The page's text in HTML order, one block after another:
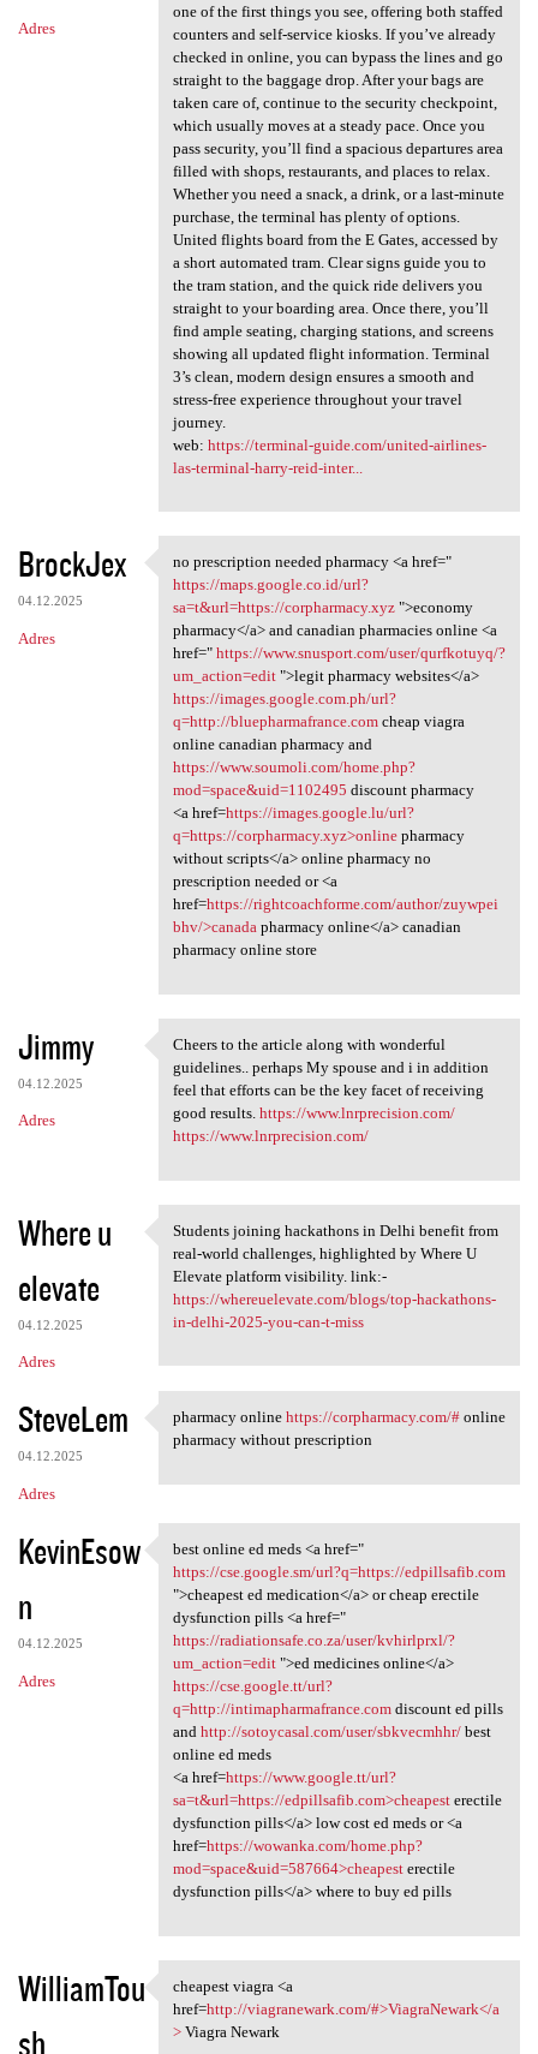
Adres
one of the first things you see, offering both staffed
counters and self-service kiosks. If you’ve already
checked in online, you can bypass the lines and go
straight to the baggage drop. After your bags are
taken care of, continue to the security checkpoint,
which usually moves at a steady pace. Once you
pass security, you’ll find a spacious departures area
filled with shops, restaurants, and places to relax.
Whether you need a snack, a drink, or a last-minute
purchase, the terminal has plenty of options.
United flights board from the E Gates, accessed by
a short automated tram. Clear signs guide you to
the tram station, and the quick ride delivers you
straight to your boarding area. Once there, you’ll
find ample seating, charging stations, and screens
showing all updated flight information. Terminal
3’s clean, modern design ensures a smooth and
stress-free experience throughout your travel
journey.
web: https://terminal-guide.com/united-airlines-
las-terminal-harry-reid-inter...
BrockJex
04.12.2025
Adres
no prescription needed
no prescription needed pharmacy <a href="
https://maps.google.co.id/url?
sa=t&url=https://corpharmacy.xyz">economy
pharmacy</a> and canadian pharmacies online <a
href=" https://www.snusport.com/user/qurfkotuyq/?
um_action=edit">legit pharmacy websites</a>
https://images.google.com.ph/url?
q=http://bluepharmafrance.comcheap viagra
online canadian pharmacy and
https://www.soumoli.com/home.php?
mod=space&uid=1102495 discount pharmacy
<a href=https://images.google.lu/url?
q=https://corpharmacy.xyz>onlinepharmacy
without scripts</a> online pharmacy no
prescription needed or <a
href=https://rightcoachforme.com/author/zuywpei
bhv/>canadapharmacy online</a> canadian
pharmacy online store
Jimmy
04.12.2025
Adres
Cheers to the article along
Cheers to the article along with wonderful
guidelines.. perhaps My spouse and i in addition
feel that efforts can be the key facet of receiving
good results. https://www.lnrprecision.com/
https://www.lnrprecision.com/
Where u
elevate
04.12.2025
Adres
Students joining hackathons
Students joining hackathons in Delhi benefit from
real-world challenges, highlighted by Where U
Elevate platform visibility. link:-
https://whereuelevate.com/blogs/top-hackathons-
in-delhi-2025-you-can-t-miss
SteveLem
04.12.2025
Adres
pharmacy online https:/
pharmacy online https://corpharmacy.com/#online
pharmacy without prescription
KevinEsow
n
04.12.2025
Adres
best online ed meds <a href="
best online ed meds <a href="
https://cse.google.sm/url?q=https://edpillsafib.com
">cheapest ed medication</a> or cheap erectile
dysfunction pills <a href="
https://radiationsafe.co.za/user/kvhirlprxl/?
um_action=edit">ed medicines online</a>
https://cse.google.tt/url?
q=http://intimapharmafrance.comdiscount ed pills
and http://sotoycasal.com/user/sbkvecmhhr/best
online ed meds
<a href=https://www.google.tt/url?
sa=t&url=https://edpillsafib.com>cheapesterectile
dysfunction pills</a> low cost ed meds or <a
href=https://wowanka.com/home.php?
mod=space&uid=587664>cheapesterectile
dysfunction pills</a> where to buy ed pills
WilliamTou
sh
cheapest viagra <a href=http:
cheapest viagra <a
href=http://viagranewark.com/#>ViagraNewark</a
>Viagra Newark